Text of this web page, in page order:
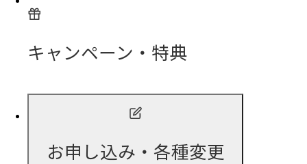
キャンペーン・特典
お申し込み・各種変更